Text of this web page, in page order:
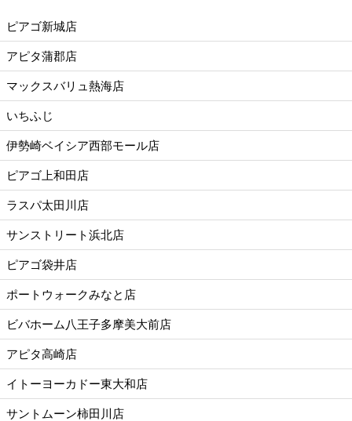
ピアゴ新城店
アピタ蒲郡店
マックスバリュ熱海店
いちふじ
伊勢崎ベイシア西部モール店
ピアゴ上和田店
ラスパ太田川店
サンストリート浜北店
ピアゴ袋井店
ポートウォークみなと店
ビバホーム八王子多摩美大前店
アピタ高崎店
イトーヨーカドー東大和店
サントムーン柿田川店